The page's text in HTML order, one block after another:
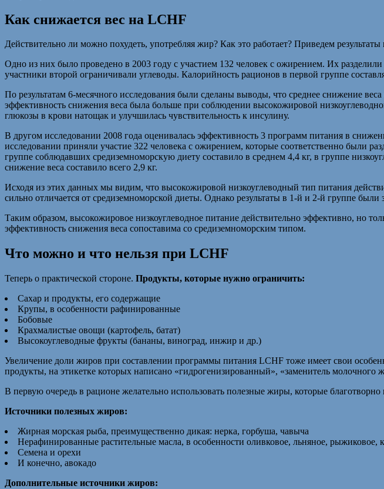
Как снижается вес на LCHF
Действительно ли можно похудеть, употребляя жир? Как это работает? Приведем результаты
Одно из них было проведено в 2003 году с участием 132 человек с ожирением. Их
участники второй ограничивали углеводы. Калорийность рационов в первой группе
По результатам 6-месячного исследования были сделаны выводы, что среднее снижение
эффективность снижения веса была больше при соблюдении высокожировой
глюкозы в крови натощак и улучшилась чувствительность к инсулину.
В другом исследовании 2008 года оценивалась эффективность 3 программ питания в
исследовании приняли участие 322 человека с ожирением, которые соответственно были
группе соблюдавших средиземноморскую диету составило в среднем 4,4 кг, в группе
снижение веса составило всего 2,9 кг.
Исходя из этих данных мы видим, что высокожировой низкоуглеводный тип питания
сильно отличается от средиземноморской диеты. Однако результаты в 1-й и 2-й группе
Таким образом, высокожировое низкоуглеводное питание действительно эффективно, но
эффективность снижения веса сопоставима со средиземноморским типом.
Что можно и что нельзя при LCHF
Теперь о практической стороне. Продукты, которые нужно ограничить:
Сахар и продукты, его содержащие
Крупы, в особенности рафинированные
Бобовые
Крахмалистые овощи (картофель, батат)
Высокоуглеводные фрукты (бананы, виноград, инжир и др.)
Увеличение доли жиров при составлении программы питания LCHF тоже имеет свои
продукты, на этикетке которых написано «гидрогенизированный», «заменитель молочного
В первую очередь в рационе желательно использовать полезные жиры, которые
Источники полезных жиров:
Жирная морская рыба, преимущественно дикая: нерка, горбуша, чавыча
Нерафинированные растительные масла, в особенности оливковое, льняное, рыжиковое,
Семена и орехи
И конечно, авокадо
Дополнительные источники жиров: